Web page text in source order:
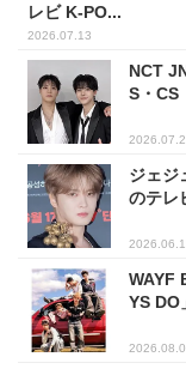
レビ K-PO...
2026.07.13
NCT
S・CS
ジェジ
のテレ
WAYF
YS DO